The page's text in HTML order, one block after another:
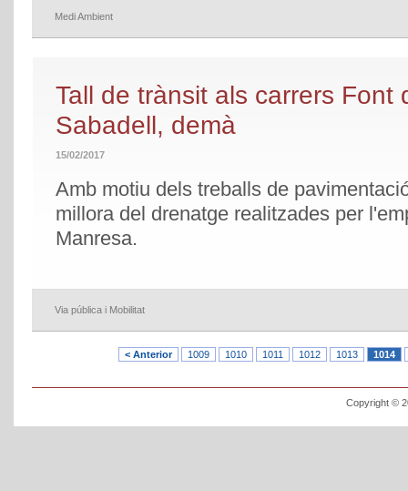
Medi Ambient
Tall de trànsit als carrers Font
Sabadell, demà
15/02/2017
Amb motiu dels treballs de
millora del drenatge realitzades per
Manresa.
Via pública i Mobilitat
< Anterior 1009 1010 1011 1012 1013 1014
Copyright ©